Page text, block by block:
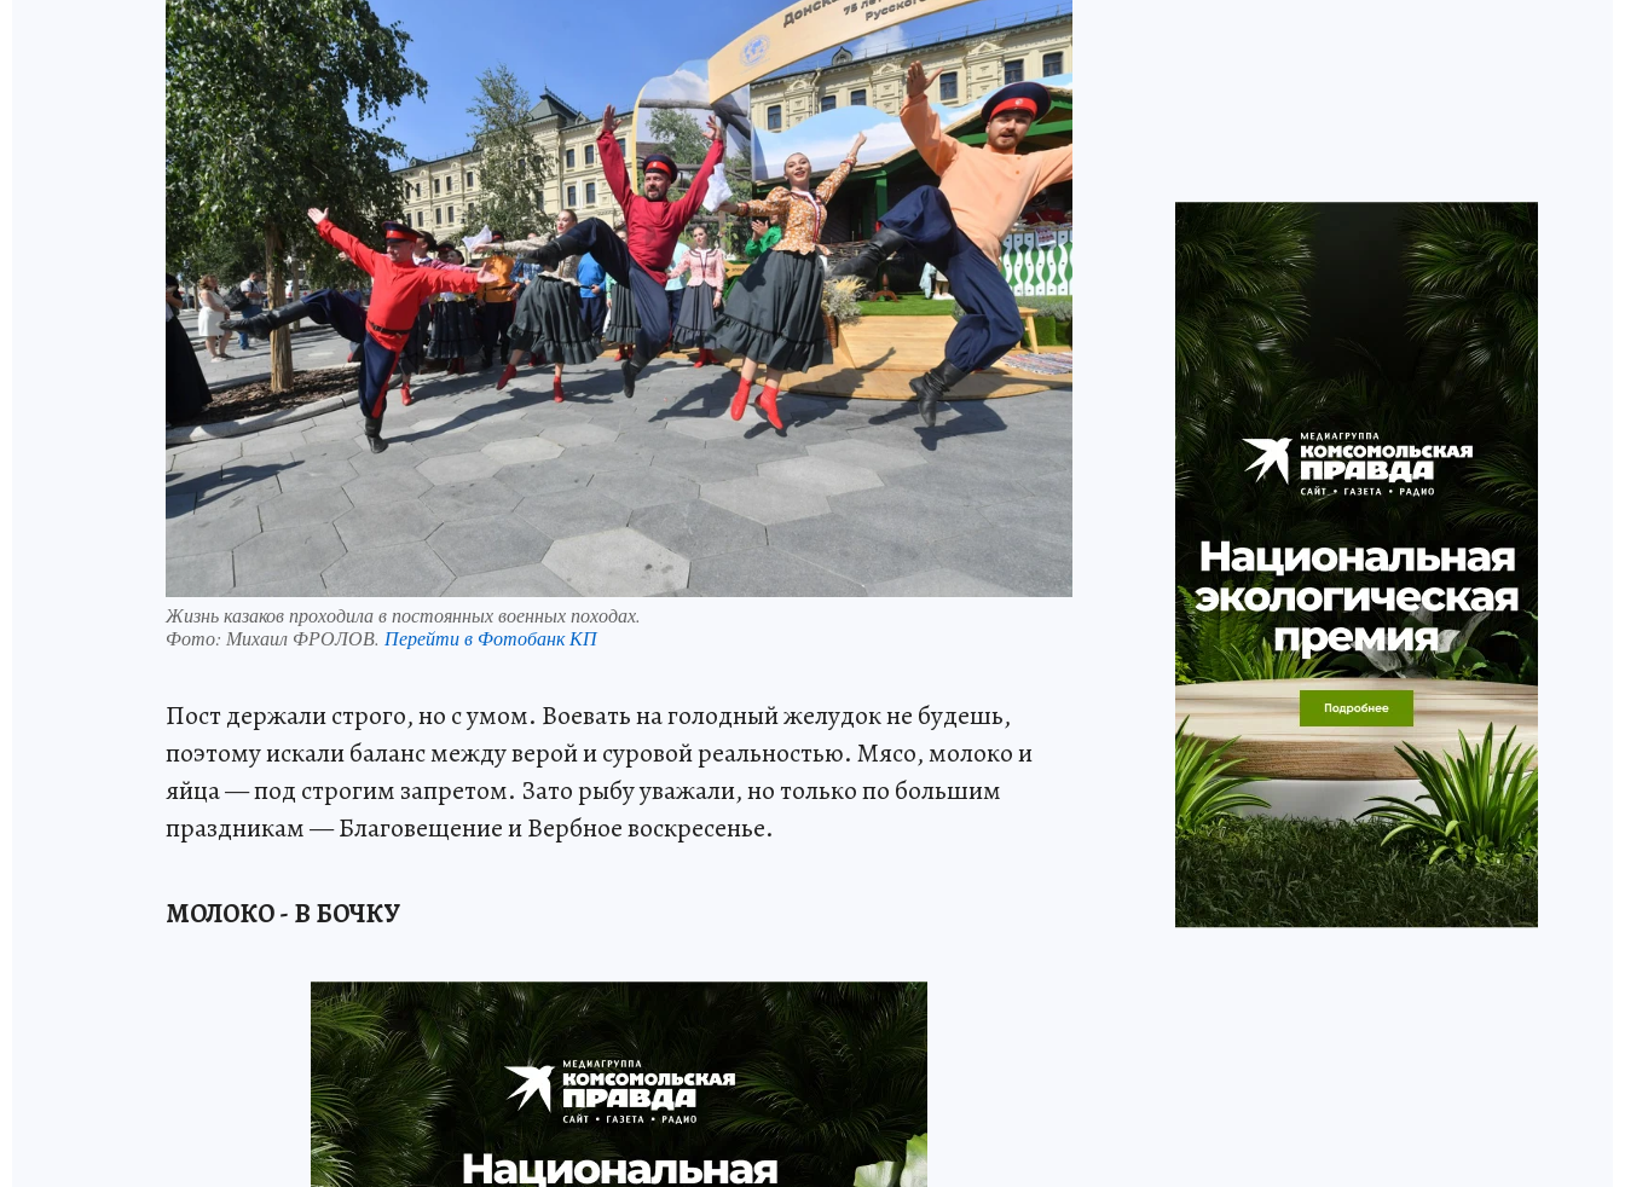
Жизнь казаков проходила в постоянных военных походах.
Фото: Михаил ФРОЛОВ. Перейти в Фотобанк КП
Пост держали строго, но с умом. Воевать на голодный желудок не будешь,
поэтому искали баланс между верой и суровой реальностью. Мясо, молоко и
яйца — под строгим запретом. Зато рыбу уважали, но только по большим
праздникам — Благовещение и Вербное воскресенье.
МОЛОКО - В БОЧКУ